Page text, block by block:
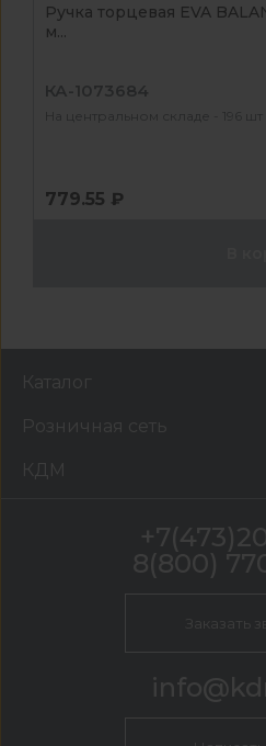
Ручка торцевая EVA
м...
КА-1073684
На центральном складе - 196 шт
779.55 ₽
Каталог
Розничная сеть
КДМ
8(800)
Заказать